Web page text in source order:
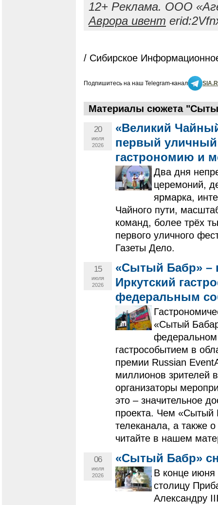
12+ Реклама. ООО
Аврора ивент
/ Сибирское
Подпишитесь на наш Telegram-канал
Материалы сюжета
20
июля
2026
«Великий
первый уличный
гастрономию и
Два дня
церемоний,
ярмарка,
Чайного пути,
команд, более трёх
первого уличного
Газеты Дело.
15
июля
2026
«Сытый Бабр» –
Иркутский
федеральным
«Сытый
гастрособытием в
премии Russian
миллионов зрителей
организаторы
это – значительное
проекта. Чем «Сытый
телеканала, а также
читайте в нашем
06
июля
2026
«Сытый Бабр»
В конце июня
столицу
Александру